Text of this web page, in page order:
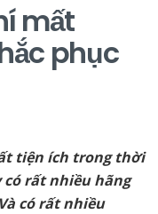
mất
phục
tiện ích trong thời
rất nhiều hãng
có rất nhiều